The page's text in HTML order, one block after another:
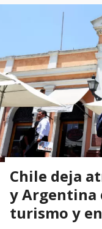
Chile deja
y Argentina
turismo y